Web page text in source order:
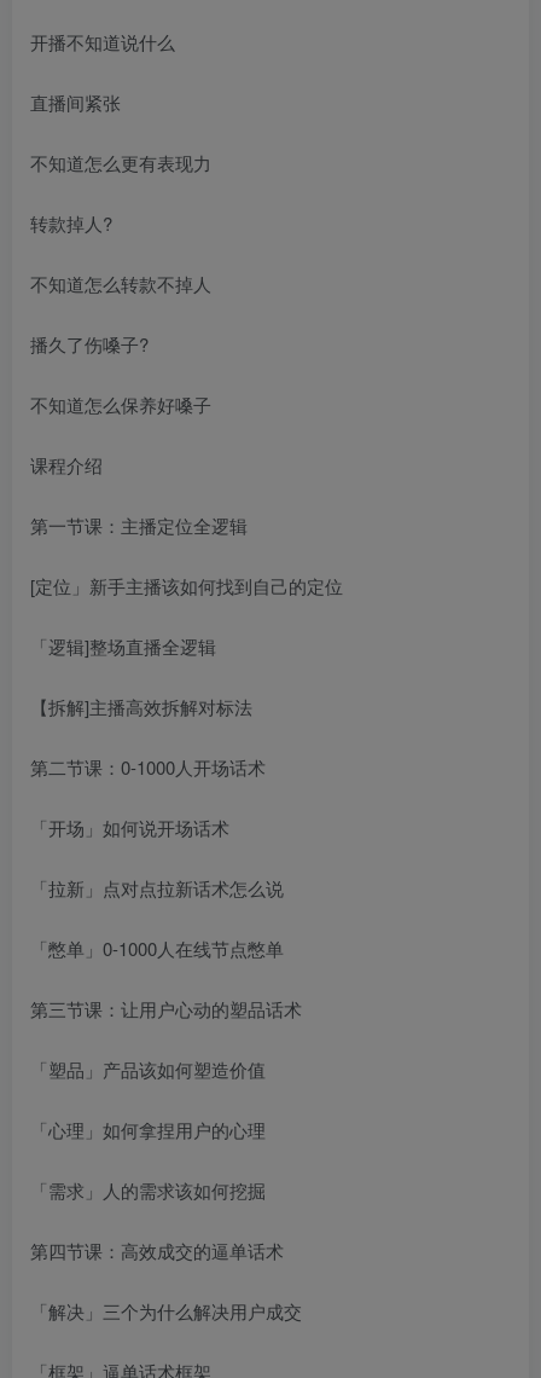
开播不知道说什么
直播间紧张
不知道怎么更有表现力
转款掉人?
不知道怎么转款不掉人
播久了伤嗓子?
不知道怎么保养好嗓子
课程介绍
第一节课：主播定位全逻辑
[定位」新手主播该如何找到自己的定位
「逻辑]整场直播全逻辑
【拆解]主播高效拆解对标法
第二节课：0-1000人开场话术
「开场」如何说开场话术
「拉新」点对点拉新话术怎么说
「憋单」0-1000人在线节点憋单
第三节课：让用户心动的塑品话术
「塑品」产品该如何塑造价值
「心理」如何拿捏用户的心理
「需求」人的需求该如何挖掘
第四节课：高效成交的逼单话术
「解决」三个为什么解决用户成交
「框架」逼单话术框架